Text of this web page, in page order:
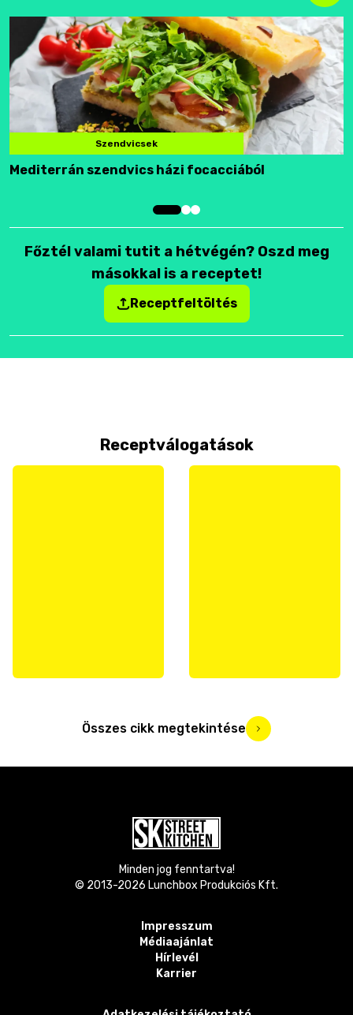
Szendvicsek
Mediterrán szendvics házi focacciából
Főztél valami tutit a hétvégén? Oszd meg
másokkal is a receptet!
Receptfeltöltés
Receptválogatások
Összes cikk megtekintése
Minden jog fenntartva!
© 2013-2026 Lunchbox Produkciós Kft.
Impresszum
Médiaajánlat
Hírlevél
Karrier